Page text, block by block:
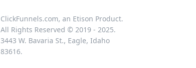
ClickFunnels.com, an Etison Product.
All Rights Reserved © 2019 - 2025.
3443 W. Bavaria St., Eagle, Idaho
83616.